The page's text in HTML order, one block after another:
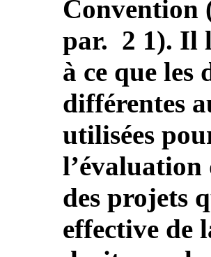
Convention
par. 2 1). Il
à ce que les
différentes
utilisées
l’évaluation
des projets
effective de